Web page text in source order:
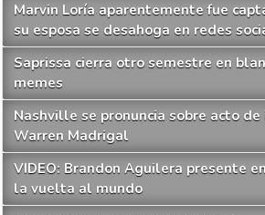
Marvin Loría aparentemente fue
su esposa se desahoga en redes
Saprissa cierra otro semestre en
memes
Nashville se pronuncia sobre acto
Warren Madrigal
VIDEO: Brandon Aguilera presente
la vuelta al mundo